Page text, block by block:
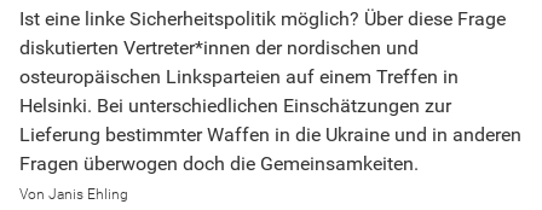
Ist eine linke Sicherheitspolitik möglich? Über diese Frage
diskutierten Vertreter*innen der nordischen und
osteuropäischen Linksparteien auf einem Treffen in
Helsinki. Bei unterschiedlichen Einschätzungen zur
Lieferung bestimmter Waffen in die Ukraine und in anderen
Fragen überwogen doch die Gemeinsamkeiten.
Janis Ehling